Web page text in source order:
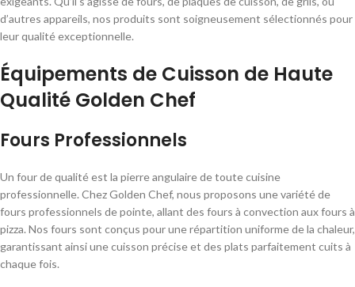
d’autres appareils, nos produits sont soigneusement sélectionnés pour
leur qualité exceptionnelle.
Équipements de Cuisson de Haute
Qualité Golden Chef
Fours Professionnels
Un four de qualité est la pierre angulaire de toute cuisine
professionnelle. Chez Golden Chef, nous proposons une variété de
fours professionnels de pointe, allant des fours à convection aux fours à
pizza. Nos fours sont conçus pour une répartition uniforme de la chaleur,
garantissant ainsi une cuisson précise et des plats parfaitement cuits à
chaque fois.